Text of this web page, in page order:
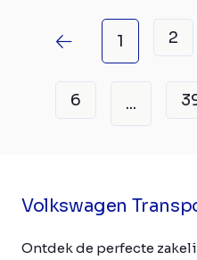
1 2
6 ...
Volkswagen
Ontdek de perfecte